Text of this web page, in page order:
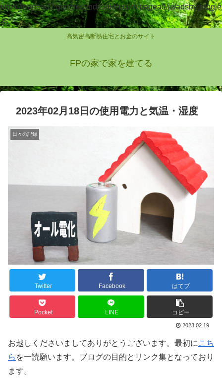
https://pagead2.googlesyndication.com/pagead/js/adsbygoogle
.js
高気密高断熱住宅とお金のサイト
FPの家で家を建てる
2023年02月18日の使用電力と気温・湿度
日々の記録
Twitter Facebook はてブ
Pocket LINE コピー
2023.02.19
お越しくださいましてありがとうございます。最初に こち
ら を一読願います。ブログの目的とリンク集となっており
ます。